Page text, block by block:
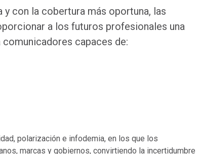
con la cobertura más oportuna, las
a los futuros profesionales una
capaces de:
polarización e infodemia, en los que los
marcas y gobiernos, convirtiendo la incertidumbre